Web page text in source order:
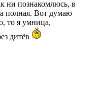
ни познакомлюсь, в
полная. Вот думаю
то я умница,
дитёв